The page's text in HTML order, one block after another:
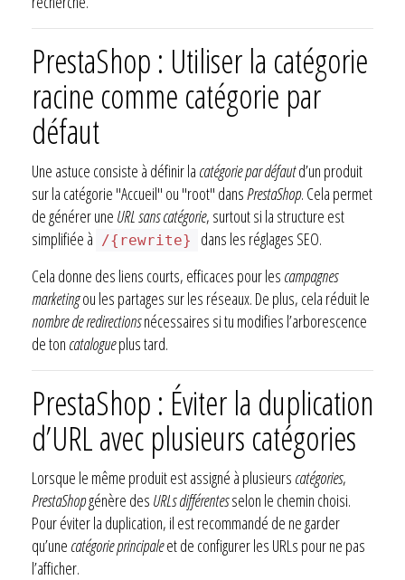
PrestaShop : Utiliser la catégorie
racine comme catégorie par
défaut
Une astuce consiste à définir la catégorie par défautd’un produit
sur la catégorie "Accueil" ou "root" dansPrestaShop. Cela permet
de générer une URL sans catégorie, surtout si la structure est
simplifiée à
/{rewrite}
dans les réglages SEO.
Cela donne des liens courts, efficaces pour les campagnes
marketingou les partages sur les réseaux. De plus, cela réduit le
nombre de redirectionsnécessaires si tu modifies l’arborescence
de ton catalogueplus tard.
PrestaShop : Éviter la duplication
d’URL avec plusieurs catégories
Lorsque le même produit est assigné à plusieurs catégories,
PrestaShopgénère des URLs différentesselon le chemin choisi.
Pour éviter la duplication, il est recommandé de ne garder
qu’une catégorie principaleet de configurer les URLs pour ne pas
l’afficher.